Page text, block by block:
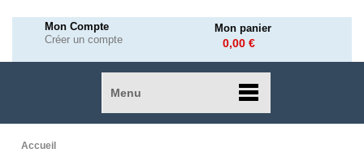
Mon Compte
Créer un compte
Mon panier
0,00 €
Menu
Accueil